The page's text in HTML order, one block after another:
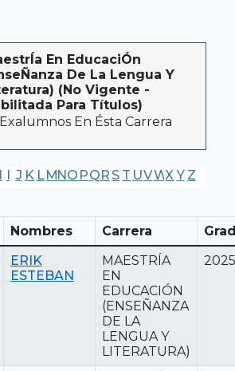
En EducaciÓn
De La Lengua Y
(No Vigente -
Para Títulos)
Exalumnos En Ésta Carrera
I J K LMNO PQR S T UVWX Y Z
Nombres Carrera
ERIK
ESTEBAN
MAESTRÍA
EN
EDUCACIÓN
(ENSEÑANZA
DE LA
LENGUA Y
LITERATURA)
2025